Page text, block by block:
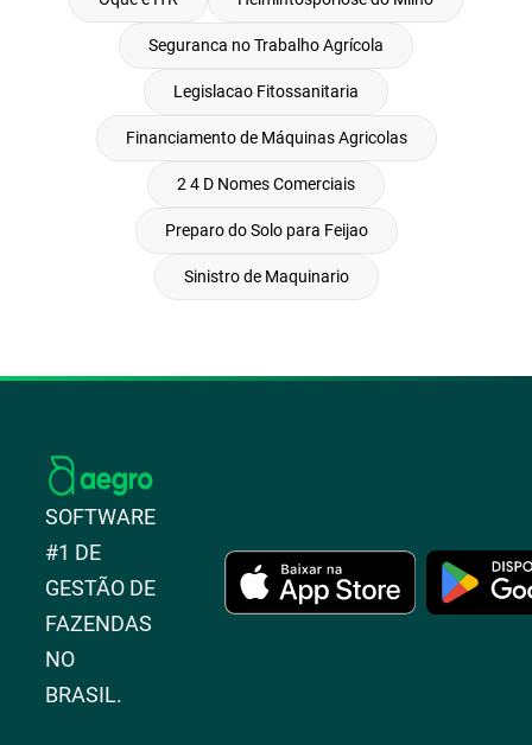
Seguranca no Trabalho Agrícola
Legislacao Fitossanitaria
Financiamento de Máquinas Agricolas
2 4 D Nomes Comerciais
Preparo do Solo para Feijao
Sinistro de Maquinario
SOFTWARE
#1 DE
GESTÃO DE
FAZENDAS
NO
BRASIL.